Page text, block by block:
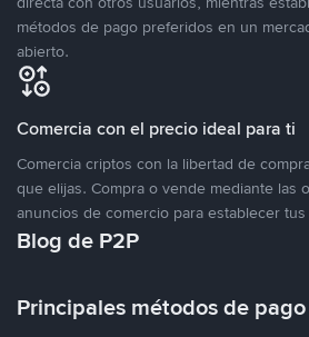
métodos de pago preferidos en un
abierto.
Comercia con el precio ideal para ti
Comercia criptos con la libertad de
que elijas. Compra o vende mediante las
anuncios de comercio para establecer
Blog de P2P
Principales métodos de pago